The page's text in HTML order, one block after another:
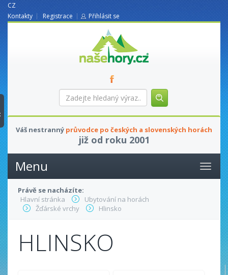
CZ
Kontakty
Registrace Přihlásit se
nasehory.cz
Zadejte
hledaný
Váš nestranný průvodce po českých a slovenských horách
již od roku 2001
Menu
Právě se nacházíte:
Hlavní stránka
Ubytování na horách
Žďárské vrchy
Hlinsko
HLINSKO